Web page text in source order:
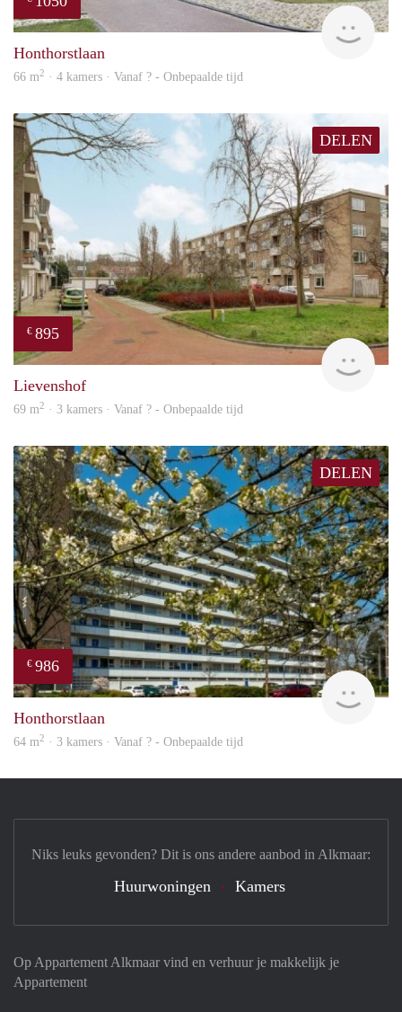
rent
Honthorstlaan
66 m2 · 4 kamers · Vanaf ? - Onbepaalde tijd
DELEN
€ 895
rent
Lievenshof
69 m2 · 3 kamers · Vanaf ? - Onbepaalde tijd
DELEN
€ 986
Honthorstlaan
64 m2 · 3 kamers · Vanaf ? - Onbepaalde tijd
Op Appartement Alkmaar vind en verhuur je makkelijk je
Appartement
Niks leuks gevonden? Dit is ons andere aanbod in Alkmaar:
Huurwoningen Kamers